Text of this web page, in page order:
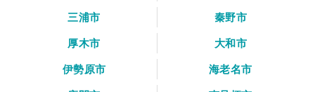
三浦市
秦野市
厚木市
大和市
伊勢原市
海老名市